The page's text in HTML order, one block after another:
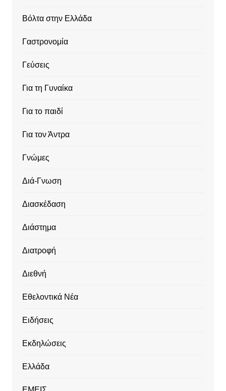
Βόλτα στην Ελλάδα
Γαστρονομία
Γεύσεις
Για τη Γυναίκα
Για το παιδί
Για τον Άντρα
Γνώμες
Διά-Γνωση
Διασκέδαση
Διάστημα
Διατροφή
Διεθνή
Εθελοντικά Νέα
Ειδήσεις
Εκδηλώσεις
Ελλάδα